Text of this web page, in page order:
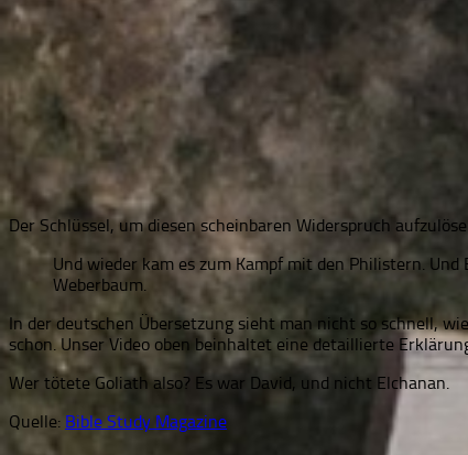
Der Schlüssel, um diesen scheinbaren Widerspruch
Und wieder kam es zum Kampf mit den Philistern.
Weberbaum.
In der deutschen Übersetzung sieht man nicht so schnell,
schon. Unser Video oben beinhaltet eine detaillierte
Wer tötete Goliath also? Es war David, und nicht Elchanan.
Quelle: Bible Study Magazine